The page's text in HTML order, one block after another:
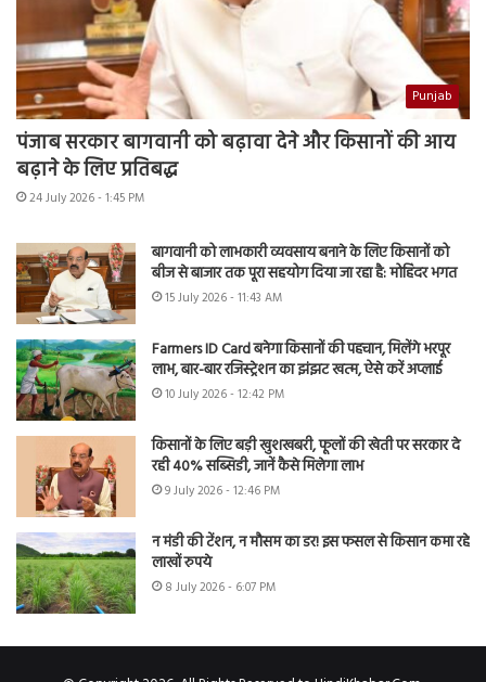
Punjab
पंजाब सरकार बागवानी को बढ़ावा देने और किसानों की आय
बढ़ाने के लिए प्रतिबद्ध
24 July 2026 - 1:45 PM
बागवानी को लाभकारी व्यवसाय बनाने के लिए किसानों को
बीज से बाजार तक पूरा सहयोग दिया जा रहा है: मोहिंदर भगत
15 July 2026 - 11:43 AM
Farmers ID Card बनेगा किसानों की पहचान, मिलेंगे भरपूर
लाभ, बार-बार रजिस्ट्रेशन का झंझट खत्म, ऐसे करें अप्लाई
10 July 2026 - 12:42 PM
किसानों के लिए बड़ी खुशखबरी, फूलों की खेती पर सरकार दे
रही 40% सब्सिडी, जानें कैसे मिलेगा लाभ
9 July 2026 - 12:46 PM
न मंडी की टेंशन, न मौसम का डर! इस फसल से किसान कमा रहे
लाखों रुपये
8 July 2026 - 6:07 PM